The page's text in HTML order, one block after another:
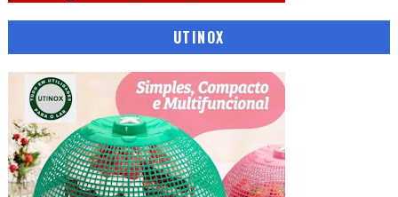
UTINOX